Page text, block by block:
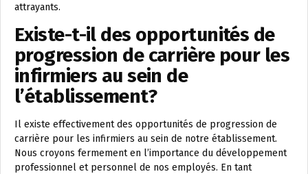
attrayants.
Existe-t-il des opportunités de
progression de carrière pour les
infirmiers au sein de
l’établissement?
Il existe effectivement des opportunités de progression de
carrière pour les infirmiers au sein de notre établissement.
Nous croyons fermement en l’importance du développement
professionnel et personnel de nos employés. En tant